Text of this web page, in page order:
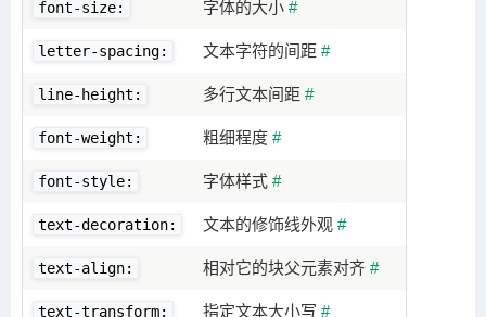
font-size: 字体的大小#
letter-spacing: 文本字符的间距#
line-height: 多行文本间距#
font-weight: 粗细程度#
font-style: 字体样式#
text-decoration: 文本的修饰线外观#
text-align: 相对它的块父元素对齐#
text-transform: 指定文本大小写#